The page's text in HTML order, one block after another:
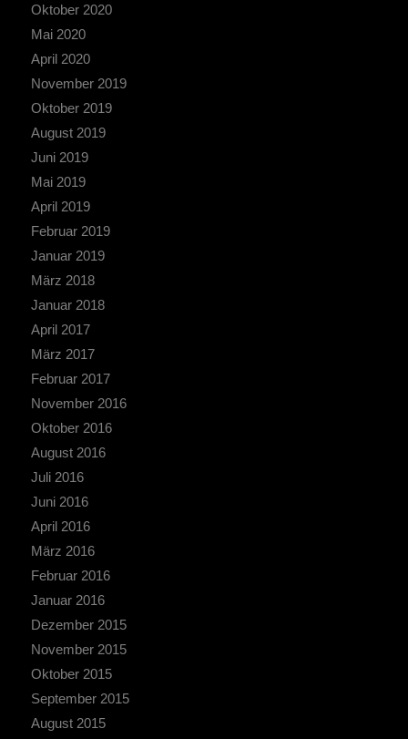
Oktober 2020
Mai 2020
April 2020
November 2019
Oktober 2019
August 2019
Juni 2019
Mai 2019
April 2019
Februar 2019
Januar 2019
März 2018
Januar 2018
April 2017
März 2017
Februar 2017
November 2016
Oktober 2016
August 2016
Juli 2016
Juni 2016
April 2016
März 2016
Februar 2016
Januar 2016
Dezember 2015
November 2015
Oktober 2015
September 2015
August 2015